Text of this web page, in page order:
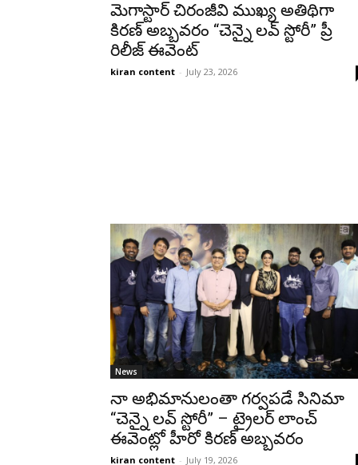
మెగాస్టార్ చిరంజీవి ముఖ్య అతిథిగా
కిరణ్ అబ్బవరం “చెన్నై లవ్ స్టోరీ” ప్రీ
రిలీజ్ ఈవెంట్
kiran content - July 23, 2026
News
నా అభిమానులంతా గర్వపడే సినిమా
“చెన్నై లవ్ స్టోరీ” – ట్రైలర్ లాంచ్
ఈవెంట్లో హీరో కిరణ్ అబ్బవరం
kiran content - July 19, 2026